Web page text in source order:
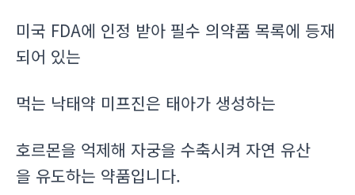
미국 FDA에 인정 받아 필수 의약품 목록에 등재
되어 있는
먹는 낙태약 미프진은 태아가 생성하는
호르몬을 억제해 자궁을 수축시켜 자연 유산
을 유도하는 약품입니다.